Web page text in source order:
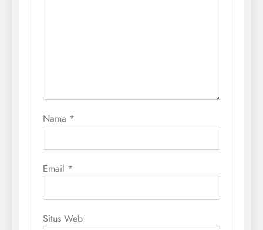
Nama *
Email *
Situs Web